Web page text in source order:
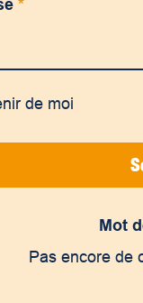
*
de moi
Mot
Pas encore de